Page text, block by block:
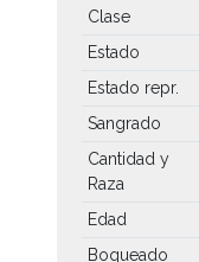
Clase
Estado
Estado repr.
Sangrado
Cantidad y
Raza
Edad
Boqueado